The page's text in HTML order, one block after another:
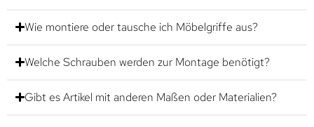
Wie montiere oder tausche ich Möbelgriffe aus?
Welche Schrauben werden zur Montage benötigt?
Gibt es Artikel mit anderen Maßen oder Materialien?